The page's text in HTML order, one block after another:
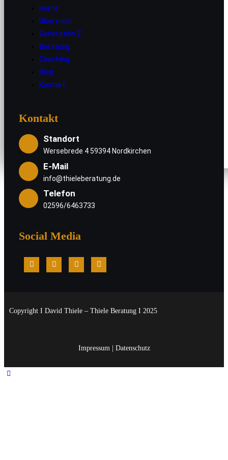
SCHLIESSEN
Home
Über mich
Generation Z
Beratung
Blog
Home
Über mich
Generation Z
Beratung
Coaching
Blog
Kontakt
Kontakt
Standort
Wersebrede 4 59394 Nordkirchen
E-Mail
info@thieleberatung.de
Telefon
02596/6463733
Social Media
Copyright I David Thiele – Thiele Beratung I 2025
Impressum| Datenschutz